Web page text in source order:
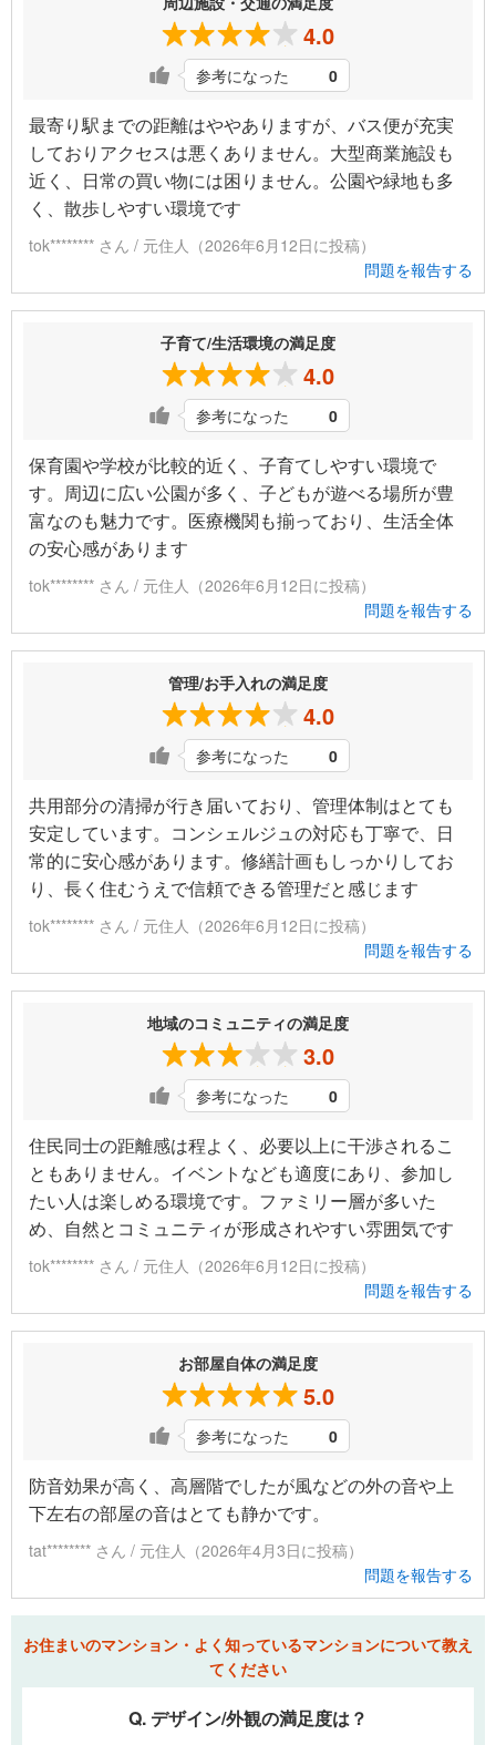
4.0
参考になった 0
最寄り駅までの距離はややありますが、バス便が充実
しておりアクセスは悪くありません。大型商業施設も
近く、日常の買い物には困りません。公園や緑地も多
く、散歩しやすい環境です
tok******** さん / 元住人（2026年6月12日に投稿）
問題を報告する
子育て/生活環境の満足度
4.0
参考になった 0
保育園や学校が比較的近く、子育てしやすい環境で
す。周辺に広い公園が多く、子どもが遊べる場所が豊
富なのも魅力です。医療機関も揃っており、生活全体
の安心感があります
tok******** さん / 元住人（2026年6月12日に投稿）
問題を報告する
管理/お手入れの満足度
4.0
参考になった 0
共用部分の清掃が行き届いており、管理体制はとても
安定しています。コンシェルジュの対応も丁寧で、日
常的に安心感があります。修繕計画もしっかりしてお
り、長く住むうえで信頼できる管理だと感じます
tok******** さん / 元住人（2026年6月12日に投稿）
問題を報告する
地域のコミュニティの満足度
3.0
参考になった 0
住民同士の距離感は程よく、必要以上に干渉されるこ
ともありません。イベントなども適度にあり、参加し
たい人は楽しめる環境です。ファミリー層が多いた
め、自然とコミュニティが形成されやすい雰囲気です
tok******** さん / 元住人（2026年6月12日に投稿）
問題を報告する
お部屋自体の満足度
5.0
参考になった 0
防音効果が高く、高層階でしたが風などの外の音や上
下左右の部屋の音はとても静かです。
tat******** さん / 元住人（2026年4月3日に投稿）
問題を報告する
お住まいのマンション・よく知っているマンションについて教え
てください
Q. デザイン/外観の満足度は？